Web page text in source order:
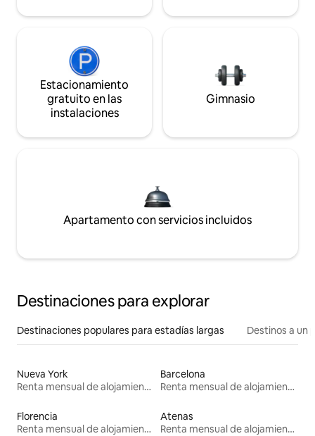
Estacionamiento
gratuito en las
instalaciones
Gimnasio
Apartamento con servicios incluidos
Destinaciones para explorar
Destinaciones populares para estadías largas Destinos a un
Nueva York
Renta mensual de alojamientos
Barcelona
Renta mensual de alojamientos
Florencia
Renta mensual de alojamientos
Atenas
Renta mensual de alojamientos